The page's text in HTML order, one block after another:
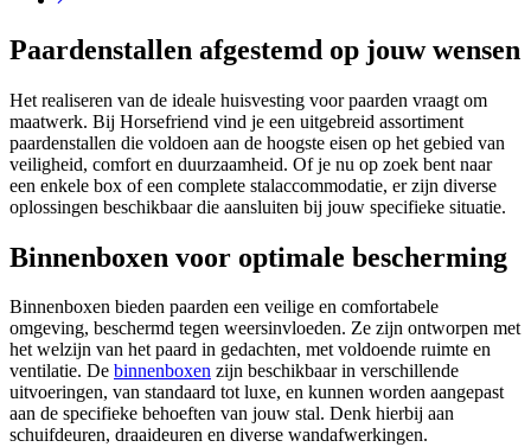
Paardenstallen afgestemd op jouw wensen
Het realiseren van de ideale huisvesting voor paarden vraagt om
maatwerk. Bij Horsefriend vind je een uitgebreid assortiment
paardenstallen die voldoen aan de hoogste eisen op het gebied van
veiligheid, comfort en duurzaamheid. Of je nu op zoek bent naar
een enkele box of een complete stalaccommodatie, er zijn diverse
oplossingen beschikbaar die aansluiten bij jouw specifieke situatie.
Binnenboxen voor optimale bescherming
Binnenboxen bieden paarden een veilige en comfortabele
omgeving, beschermd tegen weersinvloeden. Ze zijn ontworpen met
het welzijn van het paard in gedachten, met voldoende ruimte en
ventilatie. De binnenboxen zijn beschikbaar in verschillende
uitvoeringen, van standaard tot luxe, en kunnen worden aangepast
aan de specifieke behoeften van jouw stal. Denk hierbij aan
schuifdeuren, draaideuren en diverse wandafwerkingen.